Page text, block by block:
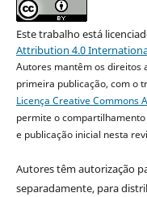
Este trabalho está
Attribution 4.0
Autores mantêm os direitos
primeira publicação, com o
Licença Creative Commons
permite o
e publicação inicial nesta
Autores têm autorização
separadamente, para